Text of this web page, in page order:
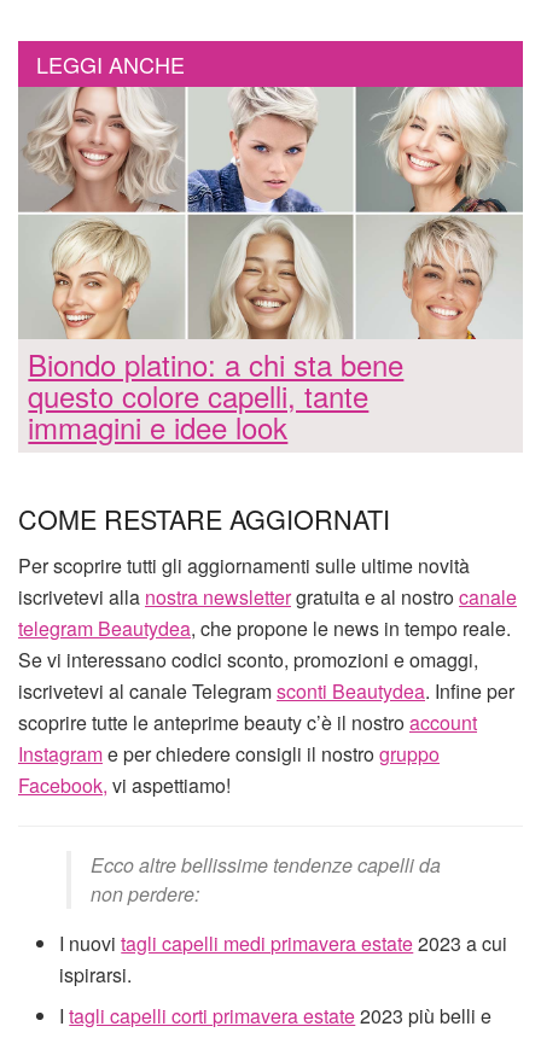
LEGGI ANCHE
Biondo platino: a chi sta bene
questo colore capelli, tante
immagini e idee look
COME RESTARE AGGIORNATI
Per scoprire tutti gli aggiornamenti sulle ultime novità
iscrivetevi alla nostra newslettergratuita e al nostrocanale
telegram Beautydea, che propone le news in tempo reale.
Se vi interessano codici sconto, promozioni e omaggi,
iscrivetevi al canale Telegramsconti Beautydea. Infine per
scoprire tutte le anteprime beauty c’è il nostroaccount
Instagrame per chiedere consigli il nostrogruppo
Facebook, vi aspettiamo!
Ecco altre bellissime tendenze capelli da
non perdere:
I nuovitagli capelli medi primavera estate2023 a cui
ispirarsi.
Itagli capelli corti primavera estate2023 più belli e